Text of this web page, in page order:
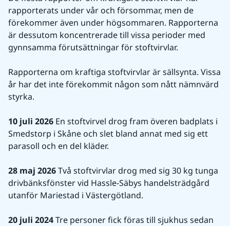
rapporterats under vår och försommar, men de
förekommer även under högsommaren. Rapporterna
är dessutom koncentrerade till vissa perioder med
gynnsamma förutsättningar för stoftvirvlar.
Rapporterna om kraftiga stoftvirvlar är sällsynta. Vissa
år har det inte förekommit någon som nått nämnvärd
styrka.
10 juli 2026 En stoftvirvel drog fram överen badplats i
Smedstorp i Skåne och slet bland annat med sig ett
parasoll och en del kläder.
28 maj 2026 Två stoftvirvlar drog med sig 30 kg tunga
drivbänksfönster vid Hassle-Säbys handelsträdgård
utanför Mariestad i Västergötland.
20 juli 2024 Tre personer fick föras till sjukhus sedan